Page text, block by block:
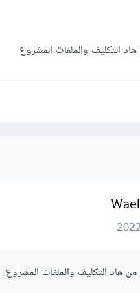
التكليف والملفات المشروع
هاد التكليف والملفات المشروع